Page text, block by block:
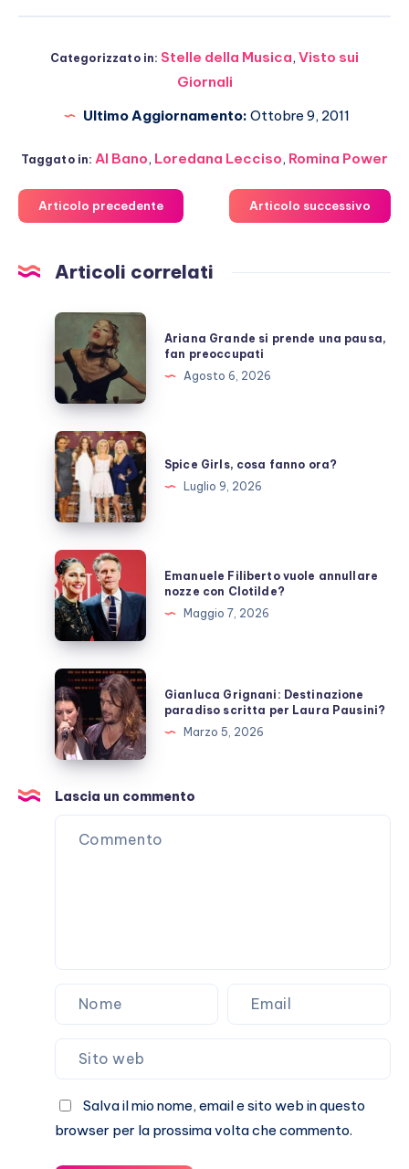
Categorizzato in: Stelle della Musica,Visto sui
Giornali
Ultimo Aggiornamento: Ottobre 9, 2011
Taggato in: Al Bano, Loredana Lecciso, Romina Power
Articolo precedente Articolo successivo
Articoli correlati
Ariana
Grande
si
prende
una
pausa,
fan
preoccupati
Ariana Grande si prende una pausa,
fan preoccupati
Agosto 6, 2026
Spice
Girls,
cosa
fanno
ora?
Spice Girls, cosa fanno ora?
Luglio 9, 2026
Emanuele
Filiberto
vuole
annullare
nozze
con
Clotilde?
Emanuele Filiberto vuole annullare
nozze con Clotilde?
Maggio 7, 2026
Gianluca
Grignani:
Destinazione
paradiso
scritta
per
Laura
Pausini?
Gianluca Grignani: Destinazione
paradiso scritta per Laura Pausini?
Marzo 5, 2026
Lascia un commento
Salva il mio nome, email e sito web in questo
browser per la prossima volta che commento.